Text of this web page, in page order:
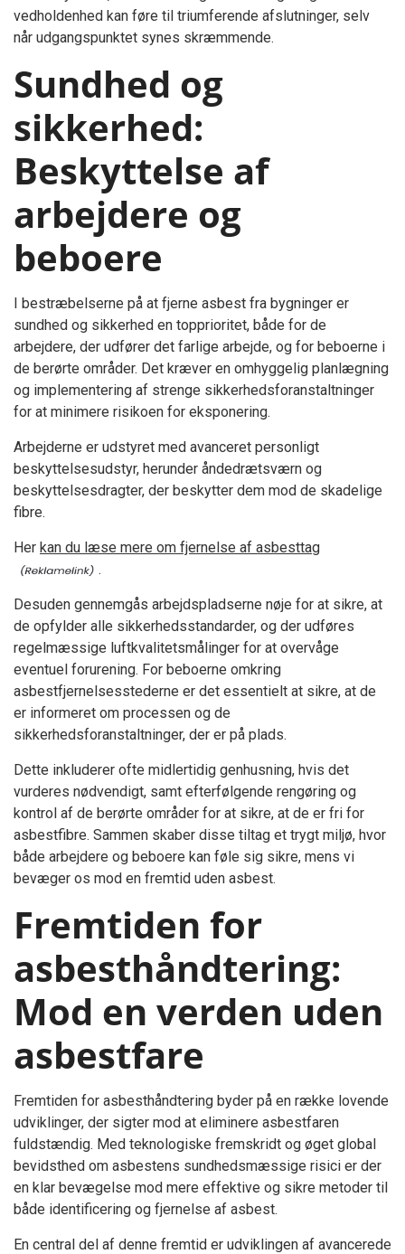
vedholdenhed kan føre til triumferende afslutninger, selv
når udgangspunktet synes skræmmende.
Sundhed og
sikkerhed:
Beskyttelse af
arbejdere og
beboere
I bestræbelserne på at fjerne asbest fra bygninger er
sundhed og sikkerhed en topprioritet, både for de
arbejdere, der udfører det farlige arbejde, og for beboerne i
de berørte områder. Det kræver en omhyggelig planlægning
og implementering af strenge sikkerhedsforanstaltninger
for at minimere risikoen for eksponering.
Arbejderne er udstyret med avanceret personligt
beskyttelsesudstyr, herunder åndedrætsværn og
beskyttelsesdragter, der beskytter dem mod de skadelige
fibre.
Her kan du læse mere om fjernelse af asbesttag
.
Desuden gennemgås arbejdspladserne nøje for at sikre, at
de opfylder alle sikkerhedsstandarder, og der udføres
regelmæssige luftkvalitetsmålinger for at overvåge
eventuel forurening. For beboerne omkring
asbestfjernelsesstederne er det essentielt at sikre, at de
er informeret om processen og de
sikkerhedsforanstaltninger, der er på plads.
Dette inkluderer ofte midlertidig genhusning, hvis det
vurderes nødvendigt, samt efterfølgende rengøring og
kontrol af de berørte områder for at sikre, at de er fri for
asbestfibre. Sammen skaber disse tiltag et trygt miljø, hvor
både arbejdere og beboere kan føle sig sikre, mens vi
bevæger os mod en fremtid uden asbest.
Fremtiden for
asbesthåndtering:
Mod en verden uden
asbestfare
Fremtiden for asbesthåndtering byder på en række lovende
udviklinger, der sigter mod at eliminere asbestfaren
fuldstændig. Med teknologiske fremskridt og øget global
bevidsthed om asbestens sundhedsmæssige risici er der
en klar bevægelse mod mere effektive og sikre metoder til
både identificering og fjernelse af asbest.
En central del af denne fremtid er udviklingen af avancerede